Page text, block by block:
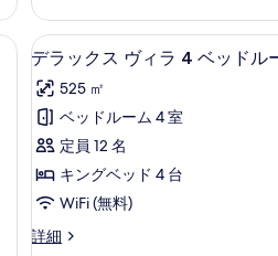
ー
ム
の
す
べ
て
の
写
2
ベ
ッ
ド
ル
ー
ム
の
詳
の景観
デ
ラ
ッ
ク
ス
ヴ
ラ
デ
9
デラックス ヴィラ 4 ベッドル
525 ㎡
ベッドルーム 4 室
定員 12 名
キングベッド 4 台
WiFi (無料)
詳細
デ